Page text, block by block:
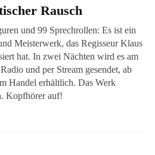
Rausch
und 99 Sprechrollen: Es ist ein
Meisterwerk, das Regisseur Klaus
hat. In zwei Nächten wird es am
und per Stream gesendet, ab
Handel erhältlich. Das Werk
Kopfhörer auf!